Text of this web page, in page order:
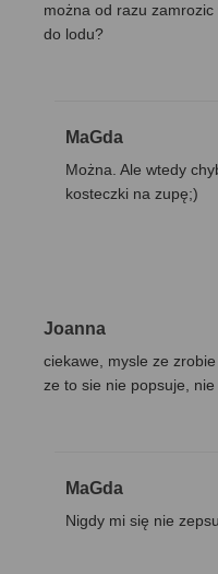
można od razu
do lodu?
MaGda
Można. Ale wtedy
kosteczki na zupę;)
Joanna
ciekawe, mysle ze
ze to sie nie popsuje,
MaGda
Nigdy mi się nie